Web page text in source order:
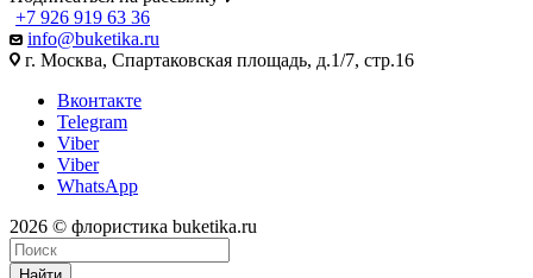
+7 926 919 63 36
info@buketika.ru
г. Москва, Спартаковская площадь, д.1/7, стр.16
Вконтакте
Telegram
Viber
Viber
WhatsApp
2026 © флористика buketika.ru